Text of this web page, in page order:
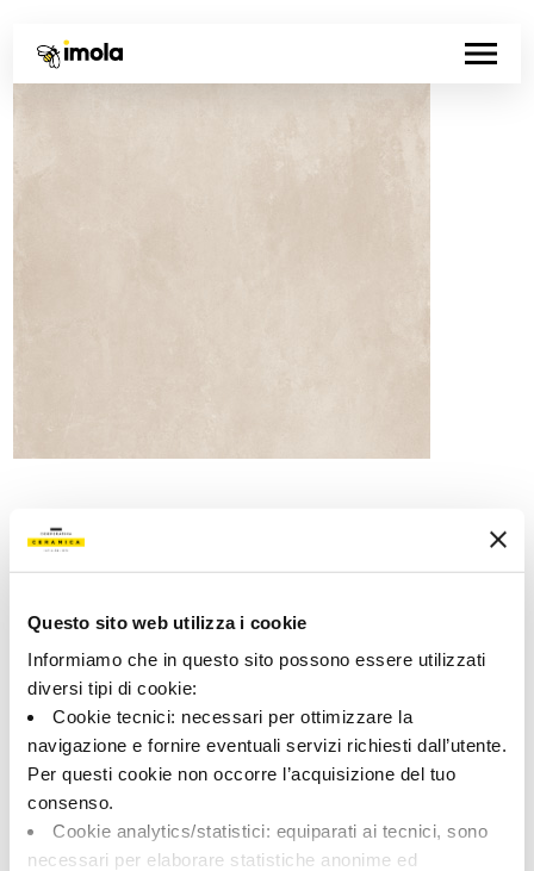
Questo sito web utilizza i cookie
Informiamo che in questo sito possono essere utilizzati
diversi tipi di cookie:
Cookie tecnici: necessari per ottimizzare la
navigazione e fornire eventuali servizi richiesti dall’utente.
Per questi cookie non occorre l’acquisizione del tuo
consenso.
Cookie analytics/statistici: equiparati ai tecnici, sono
necessari per elaborare statistiche anonime ed
177675 | A.UP 120AV RM
Colección
00791
Marfil
Tipo:
Fondo
Formato:
matt
Aspecto de la superficie:
opaco
Destonalización: